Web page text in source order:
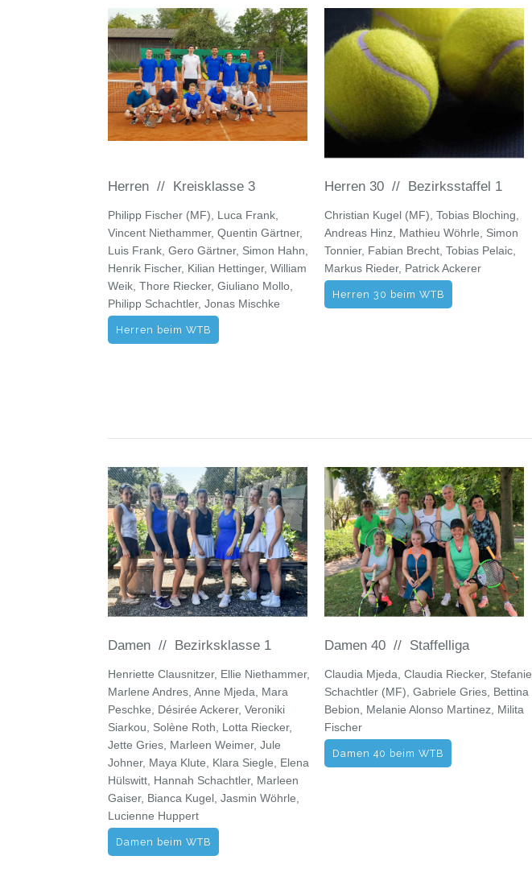
Herren // Kreisklasse 3
Philipp Fischer (MF), Luca Frank,
Vincent Niethammer, Quentin Gärtner,
Luis Frank, Gero Gärtner, Simon Hahn,
Henrik Fischer, Kilian Hettinger, William
Weik, Thore Riecker, Giuliano Mollo,
Philipp Schachtler, Jonas Mischke
Herren beim WTB
Herren 30 // Bezirksstaffel 1
Christian Kugel (MF), Tobias Bloching,
Andreas Hinz, Mathieu Wöhrle, Simon
Tonnier, Fabian Brecht, Tobias Pelaic,
Markus Rieder, Patrick Ackerer
Herren 30 beim WTB
Damen // Bezirksklasse 1
Henriette Clausnitzer, Ellie Niethammer,
Marlene Andres, Anne Mjeda, Mara
Peschke, Désirée Ackerer, Veroniki
Siarkou, Solène Roth, Lotta Riecker,
Jette Gries, Marleen Weimer, Jule
Johner, Maya Klute, Klara Siegle, Elena
Hülswitt, Hannah Schachtler, Marleen
Gaiser, Bianca Kugel, Jasmin Wöhrle,
Lucienne Huppert
Damen beim WTB
Damen 40 // Staffelliga
Claudia Mjeda, Claudia Riecker, Stefanie
Schachtler (MF), Gabriele Gries, Bettina
Bebion, Melanie Alonso Martinez, Milita
Fischer
Damen 40 beim WTB